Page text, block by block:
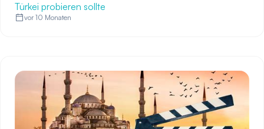
Türkei probieren sollte
vor 10 Monaten